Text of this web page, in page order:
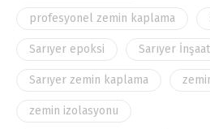
profesyonel zemin kaplama
Sarıyer epoksi Sarıyer İnşaat
Sarıyer zemin kaplama
zemin izolasyonu